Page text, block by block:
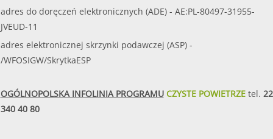
adres do doręczeń elektronicznych (ADE) - AE:PL-80497-31955-
JVEUD-11
adres elektronicznej skrzynki podawczej (ASP) -
/WFOSIGW/SkrytkaESP
OGÓLNOPOLSKA INFOLINIA PROGRAMUCZYSTE POWIETRZEtel. 22
340 40 80